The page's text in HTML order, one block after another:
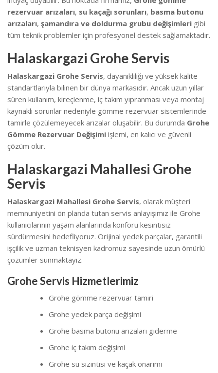
rezervuar arızaları, su kaçağı sorunları, basma butonu
arızaları, şamandıra ve doldurma grubu değişimleri gibi
tüm teknik problemler için profesyonel destek sağlamaktadır.
Halaskargazi Grohe Servis
Halaskargazi Grohe Servis, dayanıklılığı ve yüksek kalite
standartlarıyla bilinen bir dünya markasıdır. Ancak uzun yıllar
süren kullanım, kireçlenme, iç takım yıpranması veya montaj
kaynaklı sorunlar nedeniyle gömme rezervuar sistemlerinde
tamirle çözülemeyecek arızalar oluşabilir. Bu durumda Grohe
Gömme Rezervuar Değişimi işlemi, en kalıcı ve güvenli
çözüm olur.
Halaskargazi Mahallesi Grohe
Servis
Halaskargazi Mahallesi Grohe Servis, olarak müşteri
memnuniyetini ön planda tutan servis anlayışımız ile Grohe
kullanıcılarının yaşam alanlarında konforu kesintisiz
sürdürmesini hedefliyoruz. Orijinal yedek parçalar, garantili
işçilik ve uzman teknisyen kadromuz sayesinde uzun ömürlü
çözümler sunmaktayız.
Grohe Servis Hizmetlerimiz
Grohe gömme rezervuar tamiri
Grohe yedek parça değişimi
Grohe basma butonu arızaları giderme
Grohe iç takım değişimi
Grohe su sızıntısı ve kaçak onarımı